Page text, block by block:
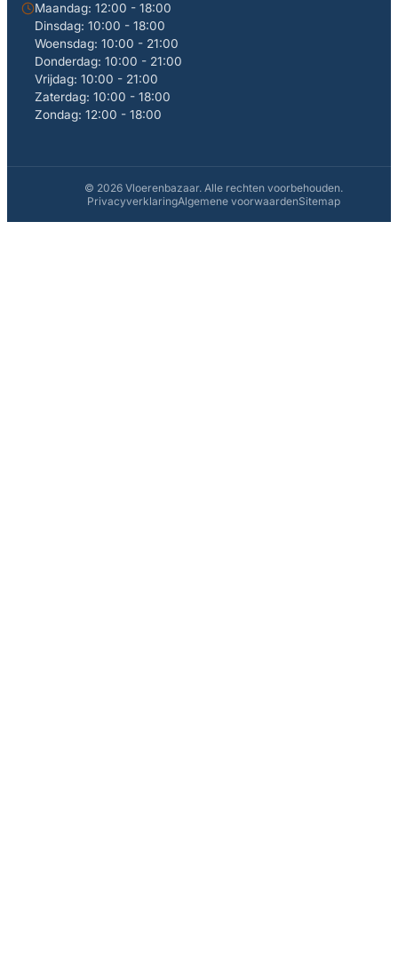
Maandag: 12:00 - 18:00
Dinsdag: 10:00 - 18:00
Woensdag: 10:00 - 21:00
Donderdag: 10:00 - 21:00
Vrijdag: 10:00 - 21:00
Zaterdag: 10:00 - 18:00
Zondag: 12:00 - 18:00
© 2026 Vloerenbazaar. Alle rechten voorbehouden.
PrivacyverklaringAlgemene voorwaardenSitemap